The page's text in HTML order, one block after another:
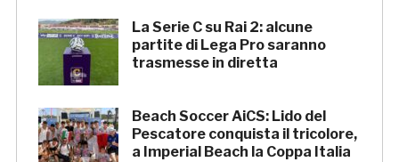
La Serie C su Rai 2: alcune
partite di Lega Pro saranno
trasmesse in diretta
Beach Soccer AiCS: Lido del
Pescatore conquista il tricolore,
a Imperial Beach la Coppa Italia